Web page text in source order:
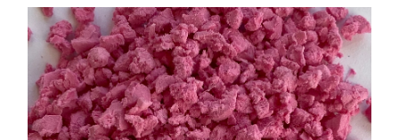
КЛЕЙ КРОШКА
ПИГМЕНТ ИСКУССТВЕННАЯ ТРАВА